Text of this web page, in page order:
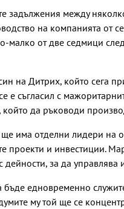
задължения между
на компанията от
от две седмици
на Дитрих, който сега
е съгласил с
който да ръководи
ще има отделни лидери на
проекти и инвестиции.
за да управлява
бъде едновременно
му той ще се